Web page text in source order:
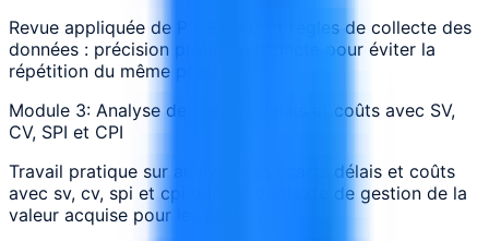
Revue appliquée de PV, EV, AC et règles de collecte des
données : précision pratique distincte pour éviter la
répétition du même point
Module 3: Analyse des écarts délais et coûts avec SV,
CV, SPI et CPI
Travail pratique sur analyse des écarts délais et coûts
avec sv, cv, spi et cpi dans le contexte de gestion de la
valeur acquise pour les projets